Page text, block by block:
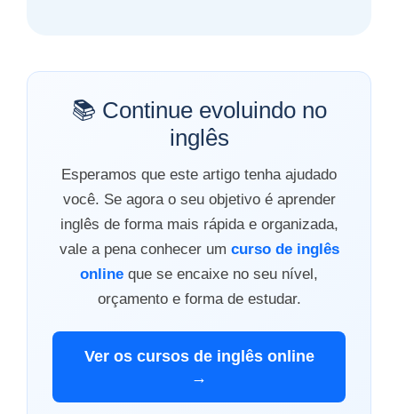
📚 Continue evoluindo no
inglês
Esperamos que este artigo tenha ajudado
você. Se agora o seu objetivo é aprender
inglês de forma mais rápida e organizada,
vale a pena conhecer um curso de inglês
online que se encaixe no seu nível,
orçamento e forma de estudar.
Ver os cursos de inglês online
→